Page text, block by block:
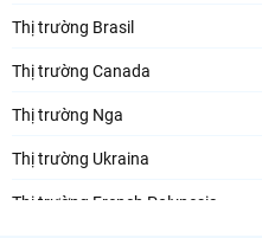
Thị trường Brasil
Thị trường Canada
Thị trường Nga
Thị trường Ukraina
Thị trường French Polynesia